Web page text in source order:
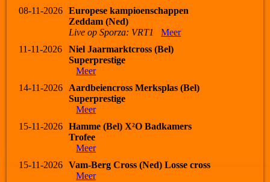
08-11-2026
Europese kampioenschappen
Zeddam (Ned)
Live op Sporza: VRT1
Meer
11-11-2026
Niel Jaarmarktcross (Bel)
Superprestige
Meer
14-11-2026
Aardbeiencross Merksplas (Bel)
Superprestige
Meer
15-11-2026
Hamme (Bel) X²O Badkamers
Trofee
Meer
15-11-2026
Vam-Berg Cross (Ned) Losse cross
Meer